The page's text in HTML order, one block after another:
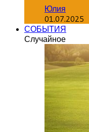
Юлия
01.07.2025
СОБЫТИЯ
Случайное